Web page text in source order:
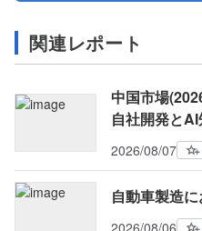
関連レポート
中国市場
自社開発と
2026/08/07
自動車製造
2026/08/06